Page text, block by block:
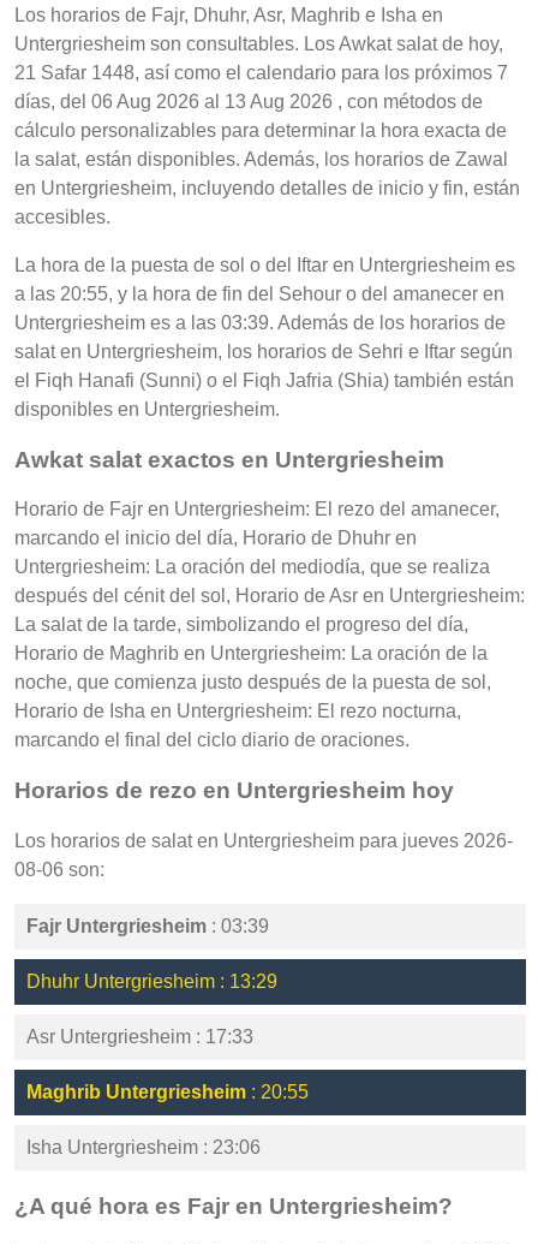
Los horarios de Fajr, Dhuhr, Asr, Maghrib e Isha en
Untergriesheim son consultables. Los Awkat salat de hoy,
21 Safar 1448, así como el calendario para los próximos 7
días, del 06 Aug 2026 al 13 Aug 2026 , con métodos de
cálculo personalizables para determinar la hora exacta de
la salat, están disponibles. Además, los horarios de Zawal
en Untergriesheim, incluyendo detalles de inicio y fin, están
accesibles.
La hora de la puesta de sol o del Iftar en Untergriesheim es
a las 20:55, y la hora de fin del Sehour o del amanecer en
Untergriesheim es a las 03:39. Además de los horarios de
salat en Untergriesheim, los horarios de Sehri e Iftar según
el Fiqh Hanafi (Sunni) o el Fiqh Jafria (Shia) también están
disponibles en Untergriesheim.
Awkat salat exactos en Untergriesheim
Horario de Fajr en Untergriesheim: El rezo del amanecer,
marcando el inicio del día, Horario de Dhuhr en
Untergriesheim: La oración del mediodía, que se realiza
después del cénit del sol, Horario de Asr en Untergriesheim:
La salat de la tarde, simbolizando el progreso del día,
Horario de Maghrib en Untergriesheim: La oración de la
noche, que comienza justo después de la puesta de sol,
Horario de Isha en Untergriesheim: El rezo nocturna,
marcando el final del ciclo diario de oraciones.
Horarios de rezo en Untergriesheim hoy
Los horarios de salat en Untergriesheim para jueves 2026-
08-06 son:
Fajr Untergriesheim : 03:39
Dhuhr Untergriesheim : 13:29
Asr Untergriesheim : 17:33
Maghrib Untergriesheim : 20:55
Isha Untergriesheim : 23:06
¿A qué hora es Fajr en Untergriesheim?